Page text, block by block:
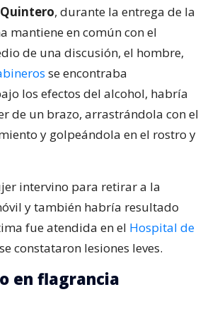
Quintero, durante la entrega de la
mantiene en común con el
de una discusión, el hombre,
se encontraba
los efectos del alcohol, habría
de un brazo, arrastrándola con el
y golpeándola en el rostro y
intervino para retirar a la
y también habría resultado
fue atendida en el Hospital de
constataron lesiones leves.
en flagrancia